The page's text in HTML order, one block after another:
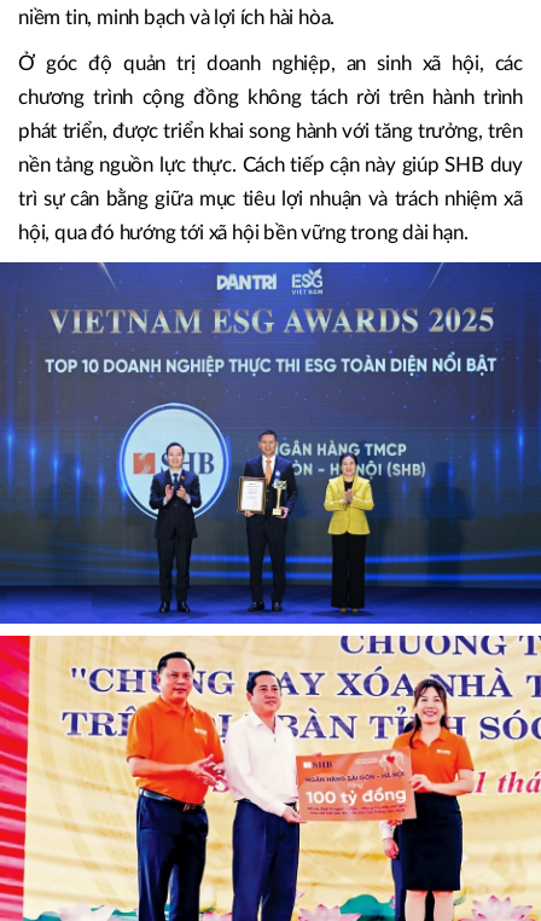
con người là trung tâm của tổ chức. Chính sách nhân sự
hướng tới phát triển năng lực dài hạn, bảo đảm môi trường
làm việc ổn định và cơ hội thăng tiến, qua đó tạo nền tảng
cho sự gắn bó và hiệu quả lao động. Với khách hàng và đối
tác, SHB nhấn mạnh mối quan hệ hợp tác lâu dài, dựa trên
niềm tin, minh bạch và lợi ích hài hòa.
Ở góc độ quản trị doanh nghiệp, an sinh xã hội, các
chương trình cộng đồng không tách rời trên hành trình
phát triển, được triển khai song hành với tăng trưởng, trên
nền tảng nguồn lực thực. Cách tiếp cận này giúp SHB duy
trì sự cân bằng giữa mục tiêu lợi nhuận và trách nhiệm xã
hội, qua đó hướng tới xã hội bền vững trong dài hạn.